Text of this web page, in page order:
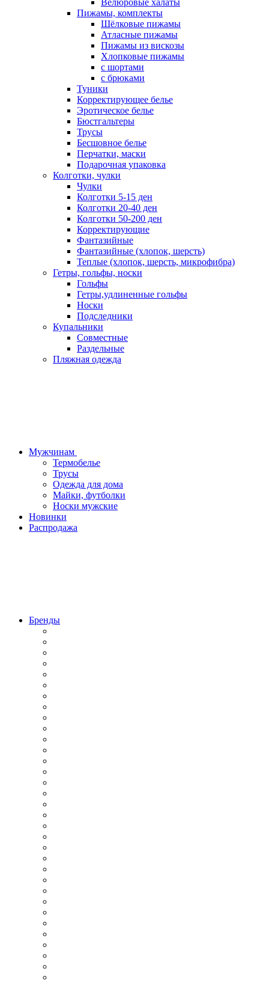
Велюровые халаты
Пижамы, комплекты
Шёлковые пижамы
Атласные пижамы
Пижамы из вискозы
Хлопковые пижамы
с шортами
с брюками
Туники
Корректирующее белье
Эротическое белье
Бюстгальтеры
Трусы
Бесшовное белье
Перчатки, маски
Подарочная упаковка
Колготки, чулки
Чулки
Колготки 5-15 ден
Колготки 20-40 ден
Колготки 50-200 ден
Корректирующие
Фантазийные
Фантазийные (хлопок, шерсть)
Теплые (хлопок, шерсть, микрофибра)
Гетры, гольфы, носки
Гольфы
Гетры,удлиненные гольфы
Носки
Подследники
Купальники
Совместные
Раздельные
Пляжная одежда
Мужчинам
Термобелье
Трусы
Одежда для дома
Майки, футболки
Носки мужские
Новинки
Распродажа
Бренды